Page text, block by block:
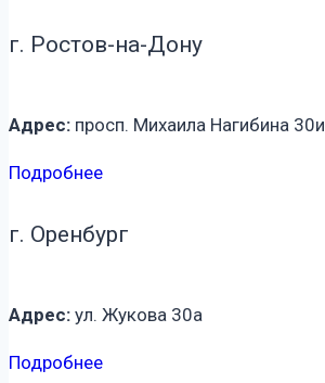
г. Ростов-на-Дону
Адрес: просп. Михаила Нагибина 30и
Подробнее
г. Оренбург
Адрес: ул. Жукова 30а
Подробнее